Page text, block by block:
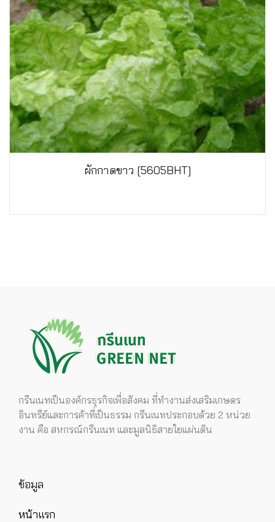
ผักกาดขาว [5605BHT]
กรีนเนทเป็นองค์กรธุรกิจเพื่อสังคม ที่ทำงานส่งเสริมเกษตร
อินทรีย์และการค้าที่เป็นธรรม กรีนเนทประกอบด้วย 2 หน่วย
งาน คือ สหกรณ์กรีนเนท และมูลนิธิสายใยแผ่นดิน
ข้อมูล
หน้าแรก